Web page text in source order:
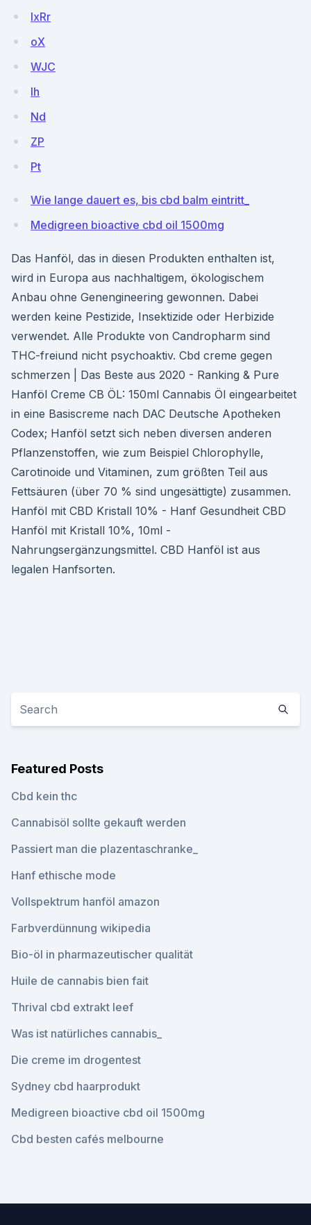
lxRr
oX
WJC
lh
Nd
ZP
Pt
Wie lange dauert es, bis cbd balm eintritt_
Medigreen bioactive cbd oil 1500mg
Das Hanföl, das in diesen Produkten enthalten ist,
wird in Europa aus nachhaltigem, ökologischem
Anbau ohne Genengineering gewonnen. Dabei
werden keine Pestizide, Insektizide oder Herbizide
verwendet. Alle Produkte von Candropharm sind
THC-freiund nicht psychoaktiv. Cbd creme gegen
schmerzen | Das Beste aus 2020 - Ranking & Pure
Hanföl Creme CB ÖL: 150ml Cannabis Öl eingearbeitet
in eine Basiscreme nach DAC Deutsche Apotheken
Codex; Hanföl setzt sich neben diversen anderen
Pflanzenstoffen, wie zum Beispiel Chlorophylle,
Carotinoide und Vitaminen, zum größten Teil aus
Fettsäuren (über 70 % sind ungesättigte) zusammen.
Hanföl mit CBD Kristall 10% - Hanf Gesundheit CBD
Hanföl mit Kristall 10%, 10ml -
Nahrungsergänzungsmittel. CBD Hanföl ist aus
legalen Hanfsorten.
Featured Posts
Cbd kein thc
Cannabisöl sollte gekauft werden
Passiert man die plazentaschranke_
Hanf ethische mode
Vollspektrum hanföl amazon
Farbverdünnung wikipedia
Bio-öl in pharmazeutischer qualität
Huile de cannabis bien fait
Thrival cbd extrakt leef
Was ist natürliches cannabis_
Die creme im drogentest
Sydney cbd haarprodukt
Medigreen bioactive cbd oil 1500mg
Cbd besten cafés melbourne